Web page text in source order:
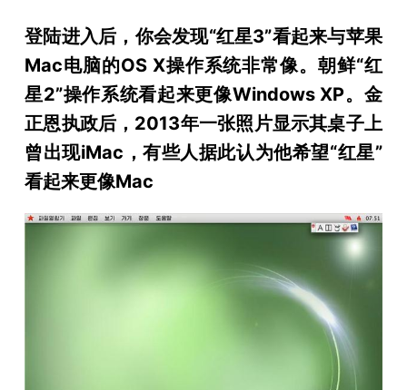
登陆进入后，你会发现“红星3”看起来与苹果
Mac电脑的OS X操作系统非常像。朝鲜“红
星2”操作系统看起来更像Windows XP。金
正恩执政后，2013年一张照片显示其桌子上
曾出现iMac，有些人据此认为他希望“红星”
看起来更像Mac